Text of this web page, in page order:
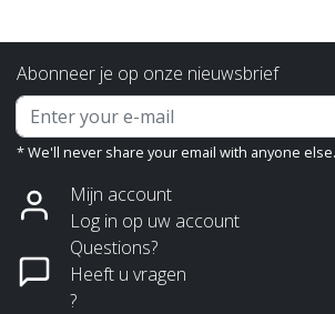
Abonneer je op onze nieuwsbrief
* We'll never share your email with anyone else.
Mijn account
Log in op uw account
Questions?
Heeft u vragen
?